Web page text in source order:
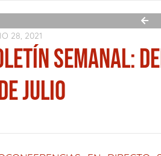
28, 2021
SEMANAL:
JULIO